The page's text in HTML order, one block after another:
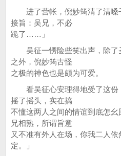
进了营帐，倪妙筠清了清嗓
接旨：吴兄，不必
跪了……」
吴征一愣险些笑出声，除了
之外，倪妙筠古怪
之极的神色也是颇为可爱。
看吴征心安理得地受了这份
摇了摇头，实在搞
不懂这两人之间的情谊到底怎
兄相熟，所谓旨意
又不准有外人在场，你我二人
定。」